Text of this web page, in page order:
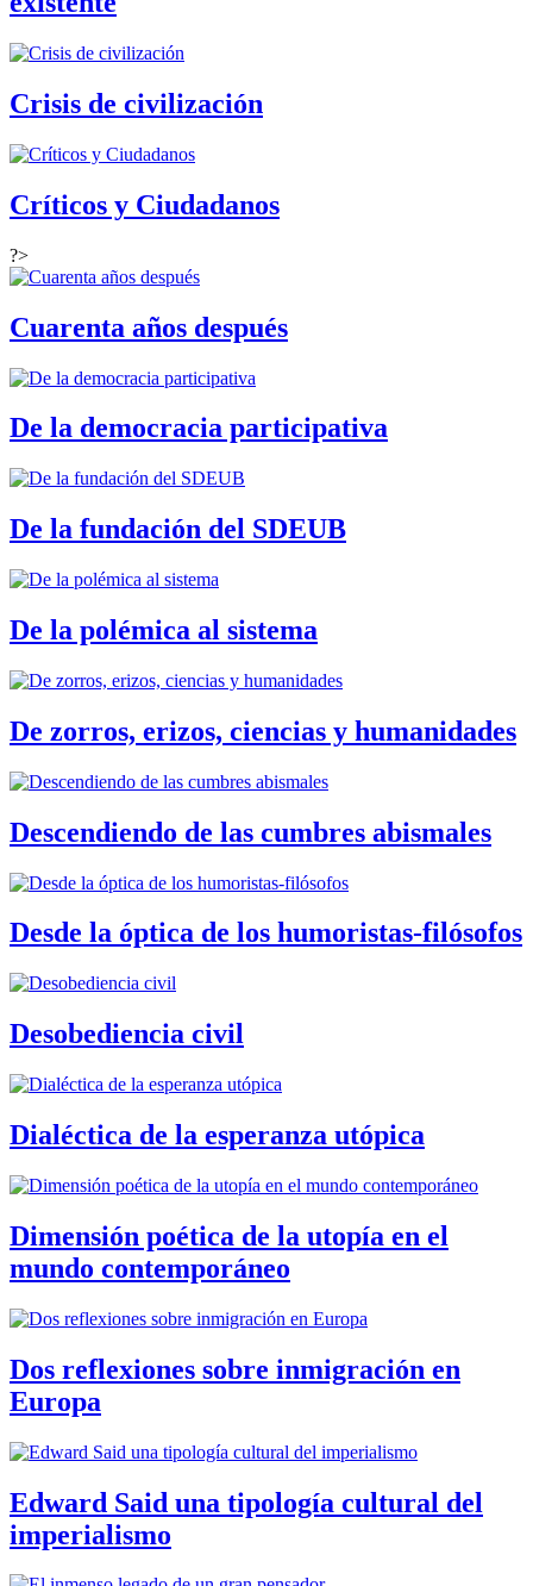
Crisis de civilización
Críticos y Ciudadanos
?>
Cuarenta años después
De la democracia participativa
De la fundación del SDEUB
De la polémica al sistema
De zorros, erizos, ciencias y humanidades
Descendiendo de las cumbres abismales
Desde la óptica de los humoristas-filósofos
Desobediencia civil
Dialéctica de la esperanza utópica
Dimensión poética de la utopía en el
mundo contemporáneo
Dos reflexiones sobre inmigración en
Europa
Edward Said una tipología cultural del
imperialismo